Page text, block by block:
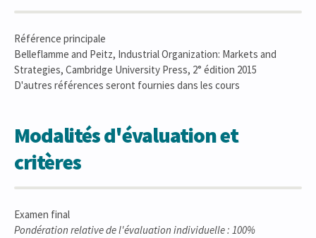
Référence principale
Belleflamme and Peitz, Industrial Organization: Markets and
Strategies, Cambridge University Press, 2° édition 2015
D'autres références seront fournies dans les cours
Modalités d'évaluation et
critères
Examen final
Pondération relative de l'évaluation individuelle : 100%